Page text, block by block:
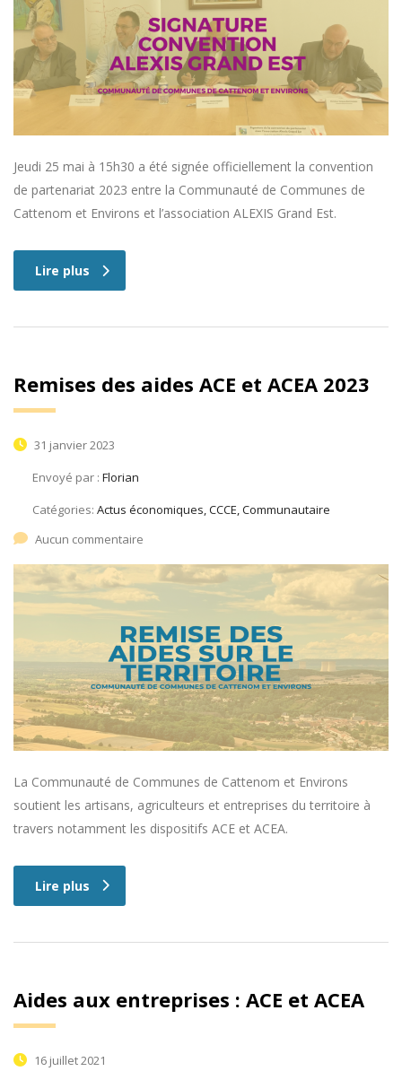
Jeudi 25 mai à 15h30 a été signée officiellement la convention
de partenariat 2023 entre la Communauté de Communes de
Cattenom et Environs et l’association ALEXIS Grand Est.
Lire plus
Remises des aides ACE et ACEA 2023
31 janvier 2023
Envoyé par : Florian
Catégories: Actus économiques, CCCE, Communautaire
Aucun commentaire
La Communauté de Communes de Cattenom et Environs
soutient les artisans, agriculteurs et entreprises du territoire à
travers notamment les dispositifs ACE et ACEA.
Lire plus
Aides aux entreprises : ACE et ACEA
16 juillet 2021